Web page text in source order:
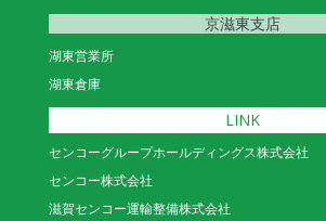
京滋東支店
湖東営業所
湖東倉庫
LINK
センコーグループホールディングス株式会社
センコー株式会社
滋賀センコー運輸整備株式会社